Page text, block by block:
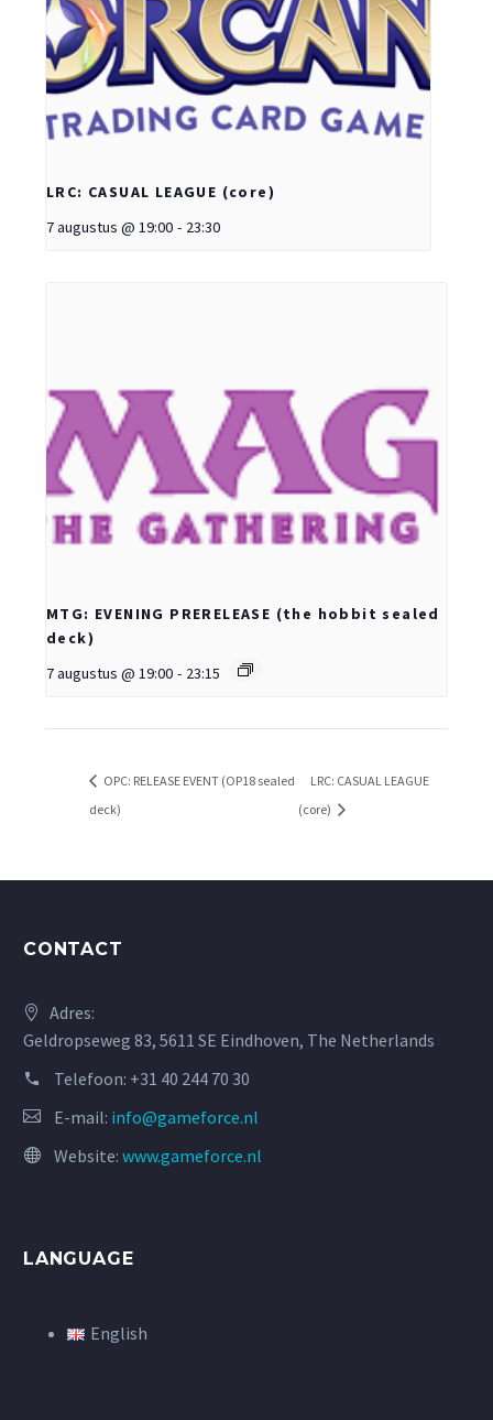
LRC: CASUAL LEAGUE (core)
7 augustus @ 19:00 - 23:30
MTG: EVENING PRERELEASE (the hobbit sealed
deck)
7 augustus @ 19:00 - 23:15
OPC: RELEASE EVENT (OP18 sealed
deck)
LRC: CASUAL LEAGUE
(core)
CONTACT
Adres:
Geldropseweg 83, 5611 SE Eindhoven, The Netherlands
Telefoon: +31 40 244 70 30
E-mail: info@gameforce.nl
Website: www.gameforce.nl
LANGUAGE
English